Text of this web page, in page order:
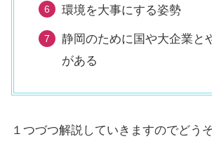
環境を大事にする姿勢
静岡のために国や大企業と
がある
１つづつ解説していきますのでどう